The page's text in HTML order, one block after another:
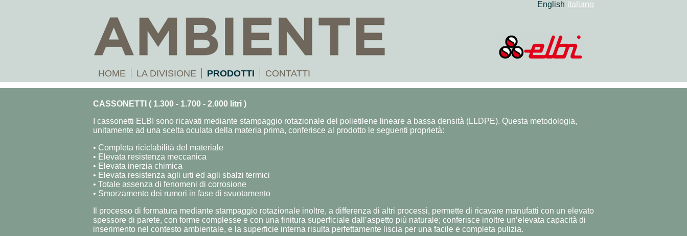
HOME LA DIVISIONE PRODOTTI CONTATTI
italiano
English
CASSONETTI ( 1.300 - 1.700 - 2.000 litri )
I cassonetti ELBI sono ricavati mediante stampaggio rotazionale del polietilene lineare a bassa densità (LLDPE). Questa metodologia,
unitamente ad una scelta oculata della materia prima, conferisce al prodotto le seguenti proprietà:
• Completa riciclabilità del materiale
• Elevata resistenza meccanica
• Elevata inerzia chimica
• Elevata resistenza agli urti ed agli sbalzi termici
• Totale assenza di fenomeni di corrosione
• Smorzamento dei rumori in fase di svuotamento
Il processo di formatura mediante stampaggio rotazionale inoltre, a differenza di altri processi, permette di ricavare manufatti con un elevato
spessore di parete, con forme complesse e con una finitura superficiale dall’aspetto più naturale; conferisce inoltre un’elevata capacità di
inserimento nel contesto ambientale, e la superficie interna risulta perfettamente liscia per una facile e completa pulizia.